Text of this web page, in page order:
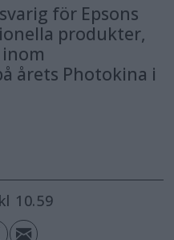
för Epsons
produkter,
årets Photokina i
10.59